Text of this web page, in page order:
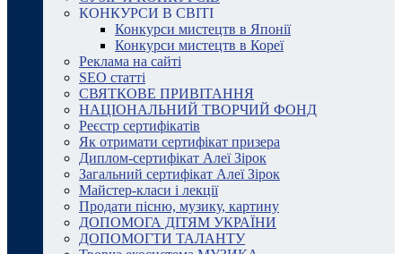
КОНКУРСИ В СВІТІ
Конкурси мистецтв в Японії
Конкурси мистецтв в Кореї
Реклама на сайті
SEO статті
СВЯТКОВЕ ПРИВІТАННЯ
НАЦІОНАЛЬНИЙ ТВОРЧИЙ ФОНД
Реєстр сертифікатів
Як отримати сертифікат призера
Диплом-сертифікат Алеї Зірок
Загальний сертифікат Алеї Зірок
Майстер-класи і лекції
Продати пісню, музику, картину
ДОПОМОГА ДІТЯМ УКРАЇНИ
ДОПОМОГТИ ТАЛАНТУ